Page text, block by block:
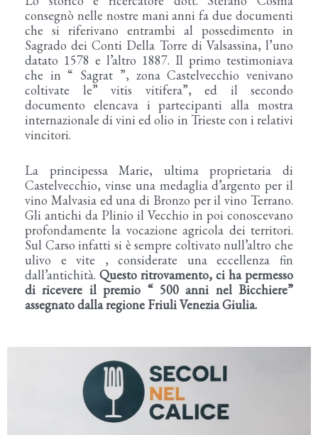
consegnò nelle nostre mani anni fa due documenti
che si riferivano entrambi al possedimento in
Sagrado dei Conti Della Torre di Valsassina, l’uno
datato 1578 e l’altro 1887. Il primo testimoniava
che in “ Sagrat ”, zona Castelvecchio venivano
coltivate le” vitis vitifera”, ed il secondo
documento elencava i partecipanti alla mostra
internazionale di vini ed olio in Trieste con i relativi
vincitori.
La principessa Marie, ultima proprietaria di
Castelvecchio, vinse una medaglia d’argento per il
vino Malvasia ed una di Bronzo per il vino Terrano.
Gli antichi da Plinio il Vecchio in poi conoscevano
profondamente la vocazione agricola dei territori.
Sul Carso infatti si è sempre coltivato null’altro che
ulivo e vite , considerate una eccellenza fin
dall’antichità. Questo ritrovamento, ci ha permesso
di ricevere il premio “ 500 anni nel Bicchiere”
assegnato dalla regione Friuli Venezia Giulia.